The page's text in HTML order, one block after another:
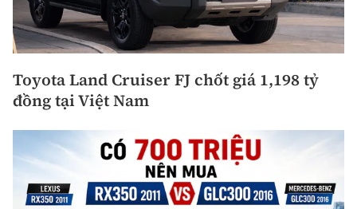
Toyota Land Cruiser FJ chốt giá 1,198 tỷ
đồng tại Việt Nam